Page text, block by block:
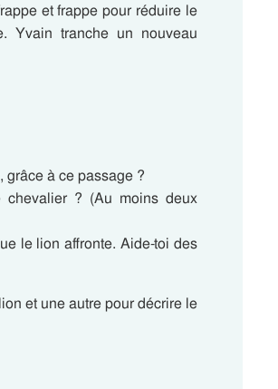
et frappe pour réduire le
Yvain tranche un nouveau
à ce passage ?
chevalier ? (Au moins deux
le lion affronte. Aide-toi des
et une autre pour décrire le